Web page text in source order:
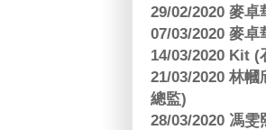
29/02/2020 麥
07/03/2020 麥
14/03/2020 Kit
21/03/2020 林
總監)
28/03/2020 馮